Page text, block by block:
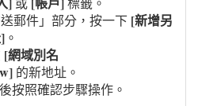
郵件」部分，按一下 [新增另
。
[網域別名
的新地址。
按照確認步驟操作。